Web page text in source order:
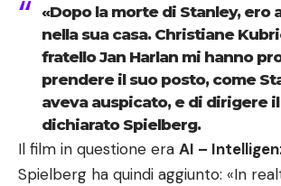
«Dopo la morte di Stanley, ero
nella sua casa. Christiane
fratello Jan Harlan mi hanno
prendere il suo posto, come
aveva auspicato, e di dirigere il
dichiarato Spielberg.
Il film in questione era AI –
Spielberg ha quindi aggiunto: «In